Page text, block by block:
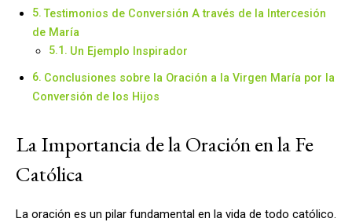
Testimonios de Conversión A través de la Intercesión
de María
Un Ejemplo Inspirador
Conclusiones sobre la Oración a la Virgen María por la
Conversión de los Hijos
La Importancia de la Oración en la Fe
Católica
La oración es un pilar fundamental en la vida de todo católico.